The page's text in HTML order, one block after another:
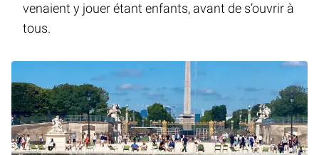
venaient y jouer étant enfants, avant de s’ouvrir à
tous.